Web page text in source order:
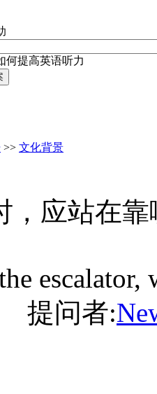
何提高英语听力
>> 文化背景
，应站在
提问者: